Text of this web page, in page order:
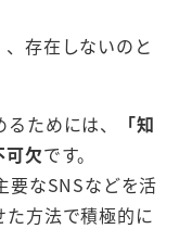
存在しないのと
ためには、
「知
可欠です。
要なSNSなどを活
方法で積極的に